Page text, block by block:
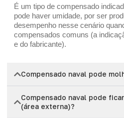
É um tipo de compensado
pode haver umidade, por ser
desempenho nesse cenário
compensados comuns (a
e do fabricante).
Compensado naval pode
Compensado naval pode
(área externa)?